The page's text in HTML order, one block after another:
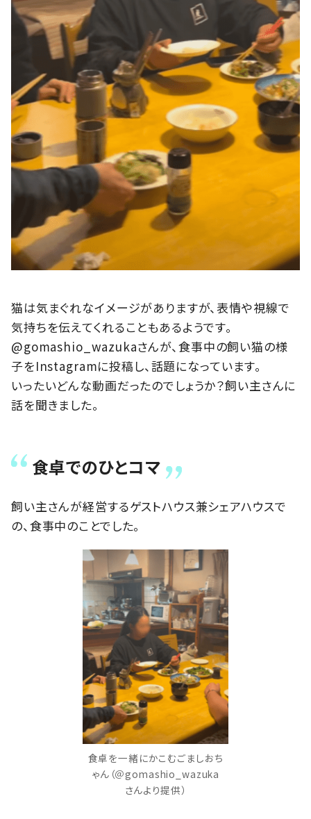
猫は気まぐれなイメージがありますが、表情や視線で
気持ちを伝えてくれることもあるようです。
@gomashio_wazukaさんが、食事中の飼い猫の様
子をInstagramに投稿し、話題になっています。
いったいどんな動画だったのでしょうか？飼い主さんに
話を聞きました。
食卓でのひとコマ
飼い主さんが経営するゲストハウス兼シェアハウスで
の、食事中のことでした。
食卓を一緒にかこむごましおち
ゃん（＠gomashio_wazuka
さんより提供）